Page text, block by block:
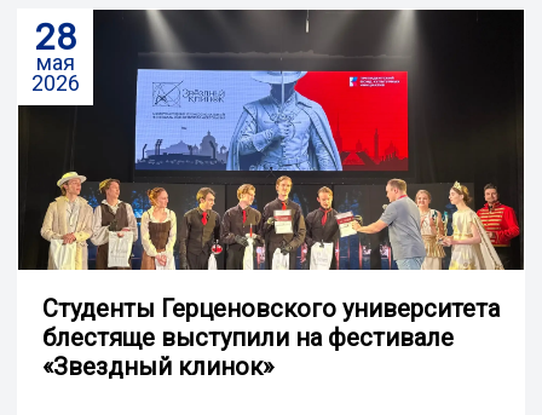
28
мая
2026
Студенты Герценовского университета
блестяще выступили на фестивале
«Звездный клинок»